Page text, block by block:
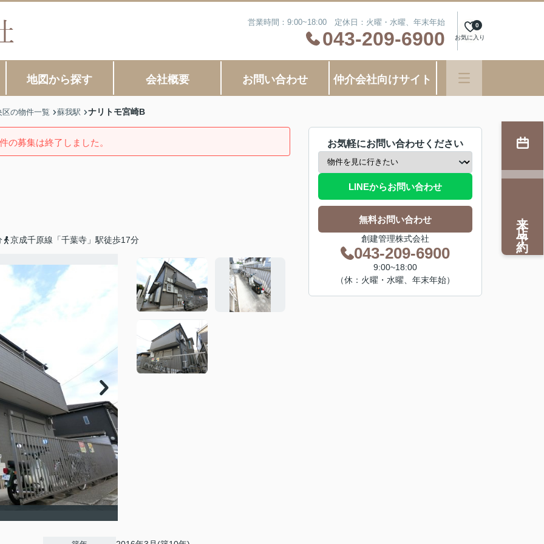
営業時間：9:00~18:00 定休日：火曜・水曜、年末年始
043-209-6900 お気に入り
0
地図から探す 会社概要 お問い合わせ 仲介会社向けサイト
の物件一覧 蘇我駅 ナリトモ宮崎B
の募集は終了しました。
京成千原線「千葉寺」駅徒歩17分
お気軽にお問い合わせください
LINEからお問い合わせ
無料お問い合わせ
創建管理株式会社
043-209-6900
9:00~18:00
（休：火曜・水曜、年末年始）
来店予約